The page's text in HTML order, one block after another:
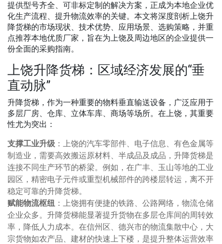
提供型号齐全、可非标定制的解决方案，正成为本地企业优
化生产流程、提升物流效率的关键。本文将深度剖析上饶升
降货梯的市场现状、技术优势、应用场景、选购策略，并重
点推荐本地优质厂家，旨在为上饶及周边地区的企业提供一
份全面的采购指南。
上饶升降货梯：区域经济发展的“垂
直动脉”
升降货梯，作为一种重要的物料垂直输送设备，广泛应用于
多层厂房、仓库、立体车库、商场等场所。在上饶，其重要
性尤为突出：
支撑工业升级 ：上饶的汽车零部件、电子信息、有色金属等
制造业，需要高效搬运原材料、半成品及成品，升降货梯是
连接不同生产环节的桥梁。例如，在广丰、玉山等地的工业
园区，精密电子元件或重型机械部件的跨楼层转运，离不开
稳定可靠的升降货梯。
赋能物流枢纽 ：上饶拥有便捷的铁路、公路网络，物流仓储
企业众多。升降货梯能显著提升货物在多层仓库间的周转效
率，降低人力成本。在信州区、德兴市的物流集散中心，大
宗货物如农产品、建材的快速上下楼，是提升整体运营效率